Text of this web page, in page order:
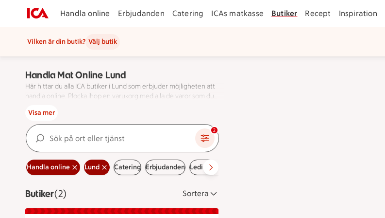
Handla online Erbjudanden Catering ICAs matkasse Butiker Recept Inspiration
Vilken är din butik? Välj butik
Handla Mat Online Lund
Visa mer
Här hittar du alla ICA butiker i Lund som erbjuder möjligheten att
handla online. Plocka ihop en varukorg med alla de varor som du
även välja mellan hemleverans eller att hämta i butik. Det har aldrig
varit enklare!
Sök på ort eller tjänst 2
Handla online Lund Catering Erbjudanden Lediga jobb
ButikerVisar 2 stycken
(2) Sortera